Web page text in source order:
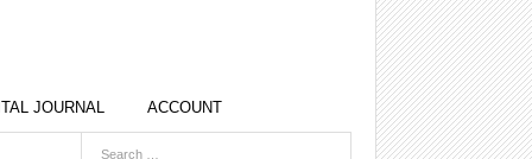
JOURNAL ACCOUNT